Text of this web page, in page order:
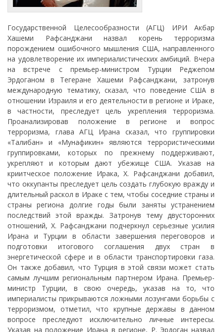
Государственной Целесообразности (АГЦ) ИРИ Акбар
Хашеми Рафсанджани назвал корень терроризма
порождением ошибочного мышления США, направленного
на удовлетворение их империалистических амбиций. Вчера
на встрече с премьер-министром Турции Реджепом
Эрдоганом в Тегеране Хашеми Рафсанджани, затронув
международную тематику, сказал, что поведение США в
отношении Израиля и его деятельности в регионе и Ираке,
в частности, преследует цель укрепления терроризма.
Проанализировав положение в регионе и вопрос
терроризма, глава АГЦ Ирана сказал, что группировки
«Талибан» и «Мунафикин» являются террористическими
группировками, которых по прежнему поддерживают,
укрепляют и которым дают убежище США. Указав на
криитческое положение Ирака, Х. Рафсанджани добавил,
что оккупанты преследует цель создать глубокую вражду и
длительный раскол в Ираке с тем, чтобы соседние страны и
страны региона долгие годы были заняты устранением
последствий этой вражды. Затронув тему двусторонних
отношений, Х. Рафсанджани подчеркнул серьезные усилия
Ирана и Турции в области завершения переговоров и
подготовки итогового соглашения двух стран в
энергетической сфере и в области транспортировки газа.
Он также добавил, что Турция в этой связи может стать
самым лучшим региональным партнером Ирана. Премьер-
министр Турции, в свою очередь, указав на то, что
империалисты прикрываются ложными лозунгами борьбы с
терроризмом, отметил, что крупные державы в данном
вопросе преследуют исключительно личные интересы.
Указав на положение Ирана в регионе, Р. Эрдоган назвал